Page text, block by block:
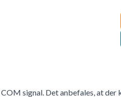
signal. Det anbefales, at der